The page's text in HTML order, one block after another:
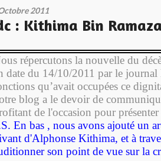
2011
: Kithima Bin
répercutons la nouvelle du
date du 14/10/2011 par le journal
qu’avait occupées ce
blog a le devoir de
de l'occasion pour
En bas , nous avons ajouté un
d'Alphonse Kithima, et à
son point de vue sur la